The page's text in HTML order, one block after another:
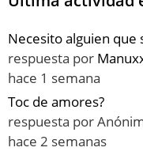
Necesito alguien que
respuesta por
hace 1 semana
Toc de amores?
respuesta por
hace 2 semanas